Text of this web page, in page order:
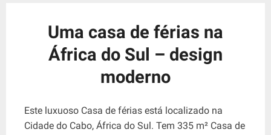
Uma casa de férias na
África do Sul – design
moderno
Este luxuoso Casa de férias está localizado na
Cidade do Cabo, África do Sul. Tem 335 m² Casa de